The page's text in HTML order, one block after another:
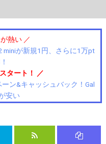
熱い ／
miniが新規1円、さらに1万pt
タート！ ／
ン&キャッシュバック！Gal
安い